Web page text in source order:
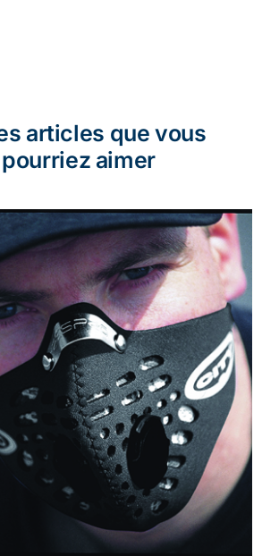
articles que vous
pourriez aimer